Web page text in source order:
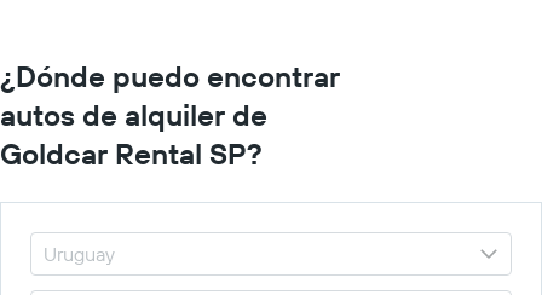
¿Dónde puedo encontrar
autos de alquiler de
Goldcar Rental SP?